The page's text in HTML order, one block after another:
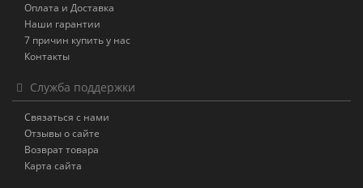
Оплата и Доставка
Наши гарантии
7 причин купить у нас
Контакты
Служба поддержки
Связаться с нами
Отзывы о сайте
Возврат товара
Карта сайта